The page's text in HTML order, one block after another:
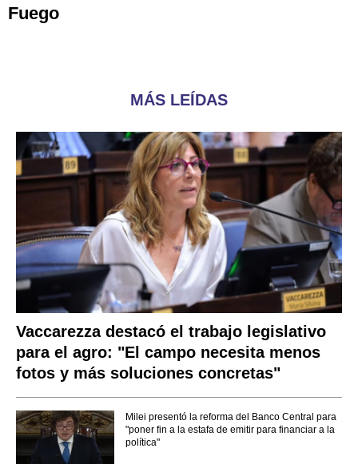
Fuego
MÁS LEÍDAS
Vaccarezza destacó el trabajo legislativo
para el agro: "El campo necesita menos
fotos y más soluciones concretas"
Milei presentó la reforma del Banco Central para
"poner fin a la estafa de emitir para financiar a la
política"